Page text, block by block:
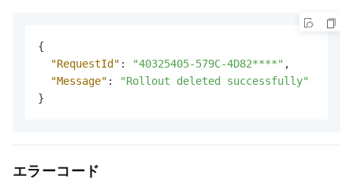
{
"RequestId" : "40325405-579C-4D82****" ,
"Message" :
"Rollout deleted successfully"
}
エラーコード